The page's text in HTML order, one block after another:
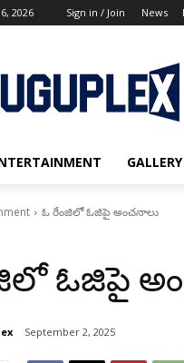
2026 Sign in / Join News
GALLERY
ఓ రేంజిలో ఓజిపై అంచనాలు
ఓజిపై
September 2, 2025